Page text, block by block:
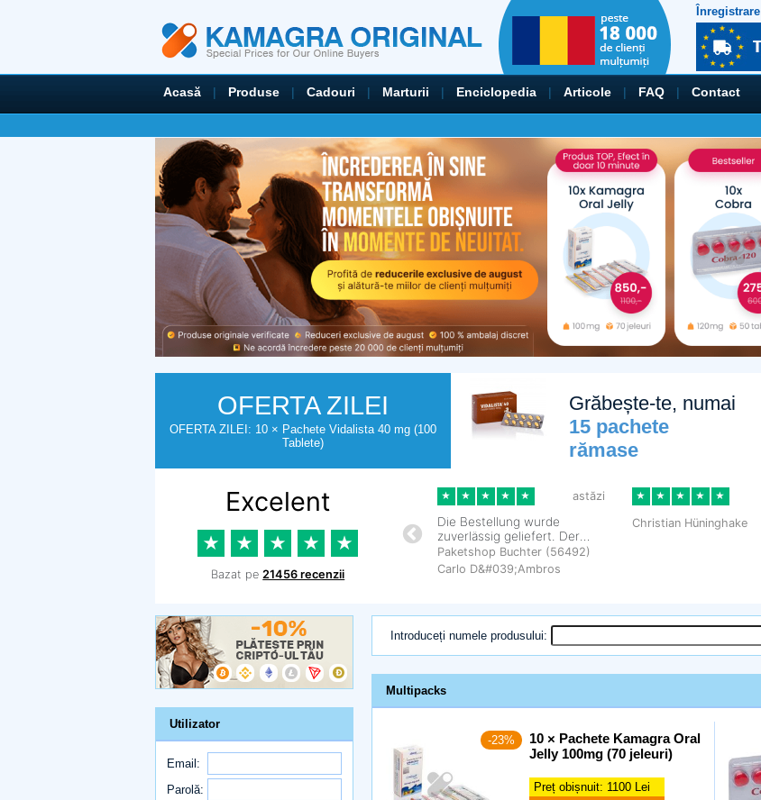
Înregistrare
Acasă | Produse | Cadouri | Marturii | Enciclopedia | Articole | FAQ | Contact
OFERTA ZILEI
OFERTA ZILEI: 10 × Pachete Vidalista 40 mg (100
Tablete)
Grăbește-te, numai
15 pachete
rămase
Utilizator
Email:
Parolă:
Introduceți numele produsului:
Multipacks
-23%
10 × Pachete Kamagra Oral
Jelly 100mg (70 jeleuri)
Preț obișnuit: 1100 Lei